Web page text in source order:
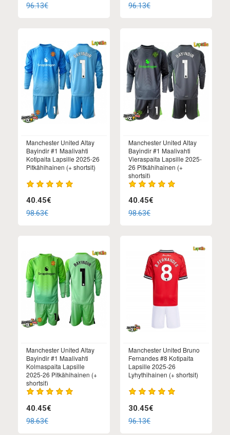
96.13€ 96.13€
Manchester United Altay
Bayindir #1 Maalivahti
Kotipaita Lapsille 2025-26
Pitkähihainen (+ shortsit)
40.45€
98.63€
Manchester United Altay
Bayindir #1 Maalivahti
Vieraspaita Lapsille 2025-
26 Pitkähihainen (+
shortsit)
40.45€
98.63€
Manchester United Altay
Bayindir #1 Maalivahti
Kolmaspaita Lapsille
2025-26 Pitkähihainen (+
shortsit)
40.45€
98.63€
Manchester United Bruno
Fernandes #8 Kotipaita
Lapsille 2025-26
Lyhythihainen (+ shortsit)
30.45€
96.13€